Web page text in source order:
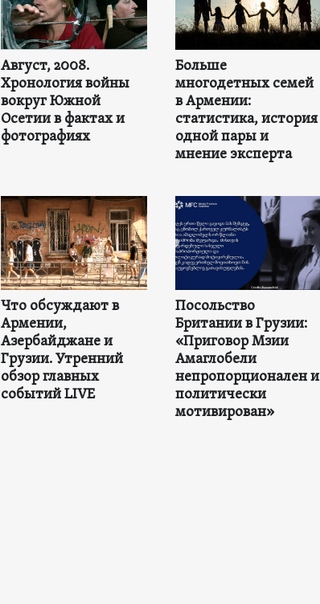
Август, 2008.
Хронология войны
вокруг Южной
Осетии в фактах и
фотографиях
Больше
многодетных семей
в Армении:
статистика, история
одной пары и
мнение эксперта
Что обсуждают в
Армении,
Азербайджане и
Грузии. Утренний
обзор главных
событий LIVE
Посольство
Британии в Грузии:
«Приговор Мзии
Амаглобели
непропорционален и
политически
мотивирован»